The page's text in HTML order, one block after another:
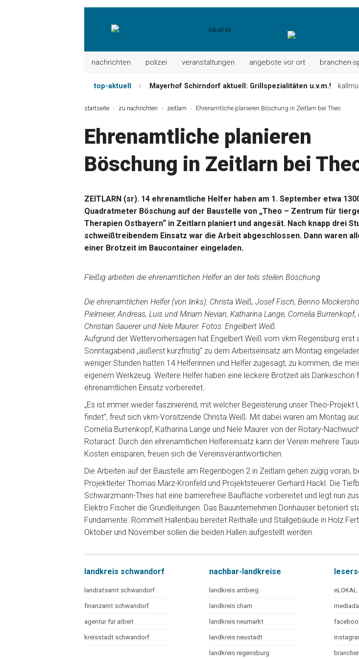
nachrichten polizei veranstaltungen angebote vor ort branchen-
top-aktuell Mayerhof Schirndorf aktuell: Grillspezialitäten u.v.m.!
Maxhütter Fischladen: Unser aktuelles Angebot …
Nutzen Sie aktuelle Angebote Ihrer Region!
angebote vor ort
Metzgerei Hummel: Aktuelles Wochenangebot!
maxhütte-
startseite zu nachrichten zeitlarn Ehrenamtliche planieren Böschung in Zeitlarn bei Theo
Ehrenamtliche planieren
Böschung in Zeitlarn bei
ZEITLARN (sr). 14 ehrenamtliche Helfer haben am 1. September etwa
Quadratmeter Böschung auf der Baustelle von „Theo – Zentrum für
Therapien Ostbayern“ in Zeitlarn planiert und angesät. Nach knapp drei
schweißtreibendem Einsatz war die Arbeit abgeschlossen. Dann waren
einer Brotzeit im Baucontainer eingeladen.
Fleißig arbeiten die ehrenamtlichen Helfer an der teils steilen Böschung.
Die ehrenamtlichen Helfer (von links): Christa Weiß, Josef Fisch, Benno
Pielmeier, Andreas, Luis und Miriam Nevian, Katharina Lange, Cornelia Burrenkopf,
Christian Sauerer und Nele Maurer. Fotos: Engelbert Weiß
Aufgrund der Wettervorhersagen hat Engelbert Weiß vom vkm Regensburg erst
Sonntagabend „äußerst kurzfristig“ zu dem Arbeitseinsatz am Montag
weniger Stunden hatten 14 Helferinnen und Helfer zugesagt, zu kommen, die
eigenem Werkzeug. Weitere Helfer haben eine leckere Brotzeit als Dankeschön
ehrenamtlichen Einsatz vorbereitet.
„Es ist immer wieder faszinierend, mit welcher Begeisterung unser Theo-Projekt
findet“, freut sich vkm-Vorsitzende Christa Weiß. Mit dabei waren am Montag
Cornelia Burrenkopf, Katharina Lange und Nele Maurer von der Rotary-
Rotaract. Durch den ehrenamtlichen Helfereinsatz kann der Verein mehrere
Kosten einsparen, freuen sich die Vereinsverantwortlichen.
Die Arbeiten auf der Baustelle am Regenbogen 2 in Zeitlarn gehen zügig voran,
Projektleiter Thomas März-Kronfeld und Projektsteuerer Gerhard Hackl. Die
Schwarzmann-Thies hat eine barrierefreie Baufläche vorbereitet und legt nun
Elektro Fischer die Grundleitungen. Das Bauunternehmen Donhauser betoniert
Fundamente. Römmelt Hallenbau bereitet Reithalle und Stallgebäude in Holz
Oktober und November sollen die beiden Hallen aufgestellt werden.
landkreis schwandorf
landratsamt schwandorf
finanzamt schwandorf
agentur für arbeit
kreisstadt schwandorf
nachbar-landkreise
landkreis amberg
landkreis cham
landkreis neumarkt
landkreis neustadt
landkreis regensburg